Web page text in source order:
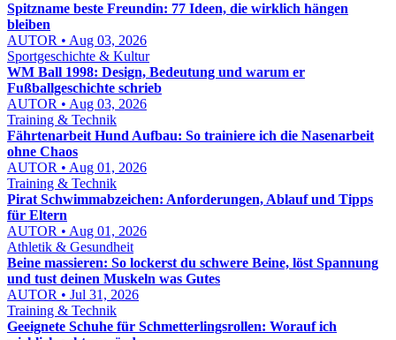
Spitzname beste Freundin: 77 Ideen, die wirklich hängen
bleiben
AUTOR • Aug 03, 2026
Sportgeschichte & Kultur
WM Ball 1998: Design, Bedeutung und warum er
Fußballgeschichte schrieb
AUTOR • Aug 03, 2026
Training & Technik
Fährtenarbeit Hund Aufbau: So trainiere ich die Nasenarbeit
ohne Chaos
AUTOR • Aug 01, 2026
Training & Technik
Pirat Schwimmabzeichen: Anforderungen, Ablauf und Tipps
für Eltern
AUTOR • Aug 01, 2026
Athletik & Gesundheit
Beine massieren: So lockerst du schwere Beine, löst Spannung
und tust deinen Muskeln was Gutes
AUTOR • Jul 31, 2026
Training & Technik
Geeignete Schuhe für Schmetterlingsrollen: Worauf ich